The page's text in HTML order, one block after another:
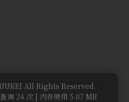
All Rights Reserved.
询 24 次 | 内存使用 5.07 MB